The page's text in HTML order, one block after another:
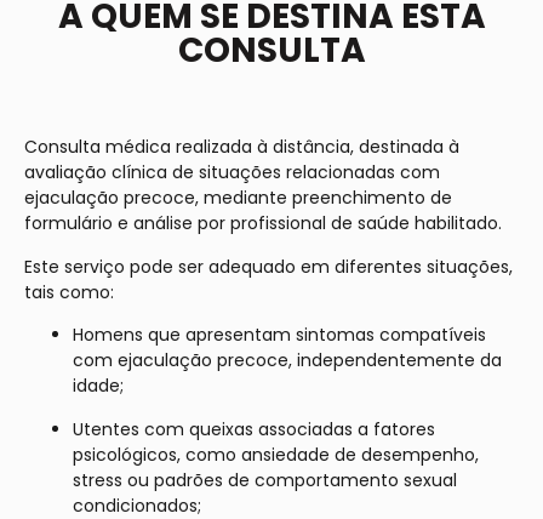
A QUEM SE DESTINA ESTA
CONSULTA
Consulta médica realizada à distância, destinada à
avaliação clínica de situações relacionadas com
ejaculação precoce, mediante preenchimento de
formulário e análise por profissional de saúde habilitado.
Este serviço pode ser adequado em diferentes situações,
tais como:
Homens que apresentam sintomas compatíveis
com ejaculação precoce, independentemente da
idade;
Utentes com queixas associadas a fatores
psicológicos, como ansiedade de desempenho,
stress ou padrões de comportamento sexual
condicionados;